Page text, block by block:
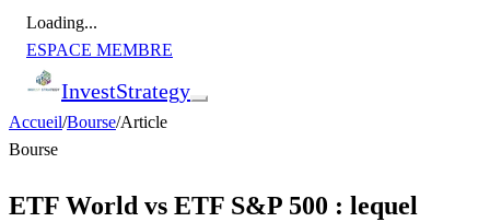
Loading...
ESPACE MEMBRE
InvestStrategy
Accueil/Bourse/Article
Bourse
ETF World vs ETF S&P 500 : lequel